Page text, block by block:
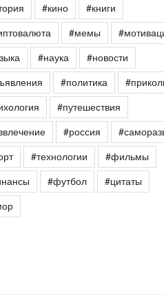
#кино
#книги
#мемы
#наука
#новости
#политика
#путешествия
#россия
#технологии
#фильмы
#футбол
#цитаты